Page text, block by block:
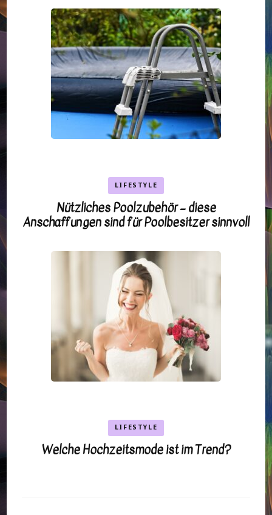
LIFESTYLE
Nützliches Poolzubehör – diese
Anschaffungen sind für Poolbesitzer sinnvoll
LIFESTYLE
Welche Hochzeitsmode ist im Trend?